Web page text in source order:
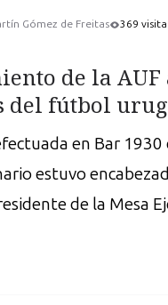
Gómez de Freitas
369
de la AUF
del fútbol
en Bar 1930
estuvo
de la Mesa